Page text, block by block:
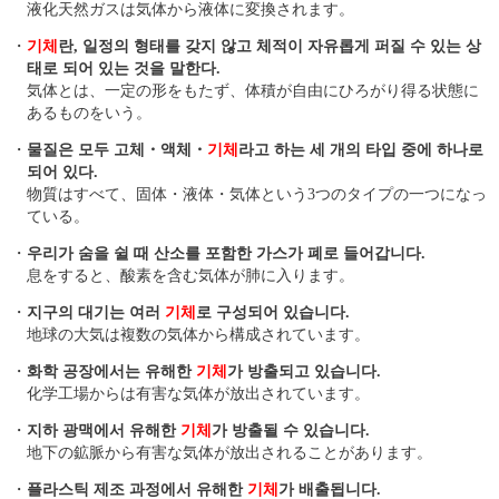
液化天然ガスは気体から液体に変換されます。
・ 기체 란, 일정의 형태를 갖지 않고 체적이 자유롭게 퍼질 수 있는 상
태로 되어 있는 것을 말한다.
気体とは、一定の形をもたず、体積が自由にひろがり得る状態に
あるものをいう。
・ 물질은 모두 고체・액체・ 기체 라고 하는 세 개의 타입 중에 하나로
되어 있다.
物質はすべて、固体・液体・気体という3つのタイプの一つになっ
ている。
・ 우리가 숨을 쉴 때 산소를 포함한 가스가 폐로 들어갑니다.
息をすると、酸素を含む気体が肺に入ります。
・ 지구의 대기는 여러 기체 로 구성되어 있습니다.
地球の大気は複数の気体から構成されています。
・ 화학 공장에서는 유해한 기체 가 방출되고 있습니다.
化学工場からは有害な気体が放出されています。
・ 지하 광맥에서 유해한 기체 가 방출될 수 있습니다.
地下の鉱脈から有害な気体が放出されることがあります。
・ 플라스틱 제조 과정에서 유해한 기체 가 배출됩니다.